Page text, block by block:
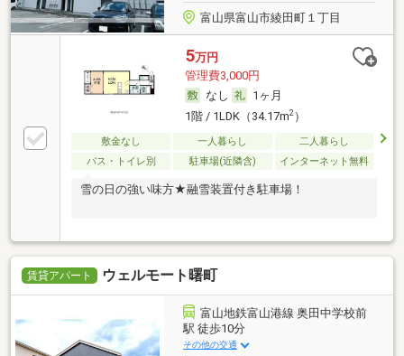
富山県富山市綾田町１丁目
5万円
管理費3,000円
なし
1ヶ月
1階 / 1LDK（34.17m2）
敷金なし 一人暮らし
二人暮らし
バス・トイレ別
駐車場(近隣含) インターネット無料
雪の日の強い味方★融雪装置付き駐車場！
賃貸アパート ウェルモート曙町
富山地鉄富山港線 奥田中学校前
駅 徒歩10分
その他の交通